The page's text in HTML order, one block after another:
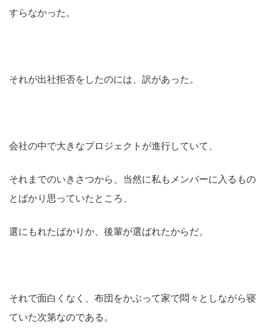
すらなかった。
それが出社拒否をしたのには、訳があった。
会社の中で大きなプロジェクトが進行していて、
それまでのいきさつから、当然に私もメンバーに入るもの
とばかり思っていたところ、
選にもれたばかりか、後輩が選ばれたからだ。
それで面白くなく、布団をかぶって家で悶々としながら寝
ていた次第なのである。